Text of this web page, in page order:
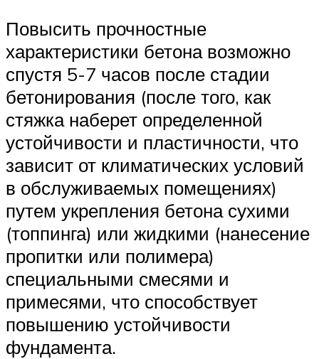
Повысить прочностные
характеристики бетона возможно
спустя 5-7 часов после стадии
бетонирования (после того, как
стяжка наберет определенной
устойчивости и пластичности, что
зависит от климатических условий
в обслуживаемых помещениях)
путем укрепления бетона сухими
(топпинга) или жидкими (нанесение
пропитки или полимера)
специальными смесями и
примесями, что способствует
повышению устойчивости
фундамента.